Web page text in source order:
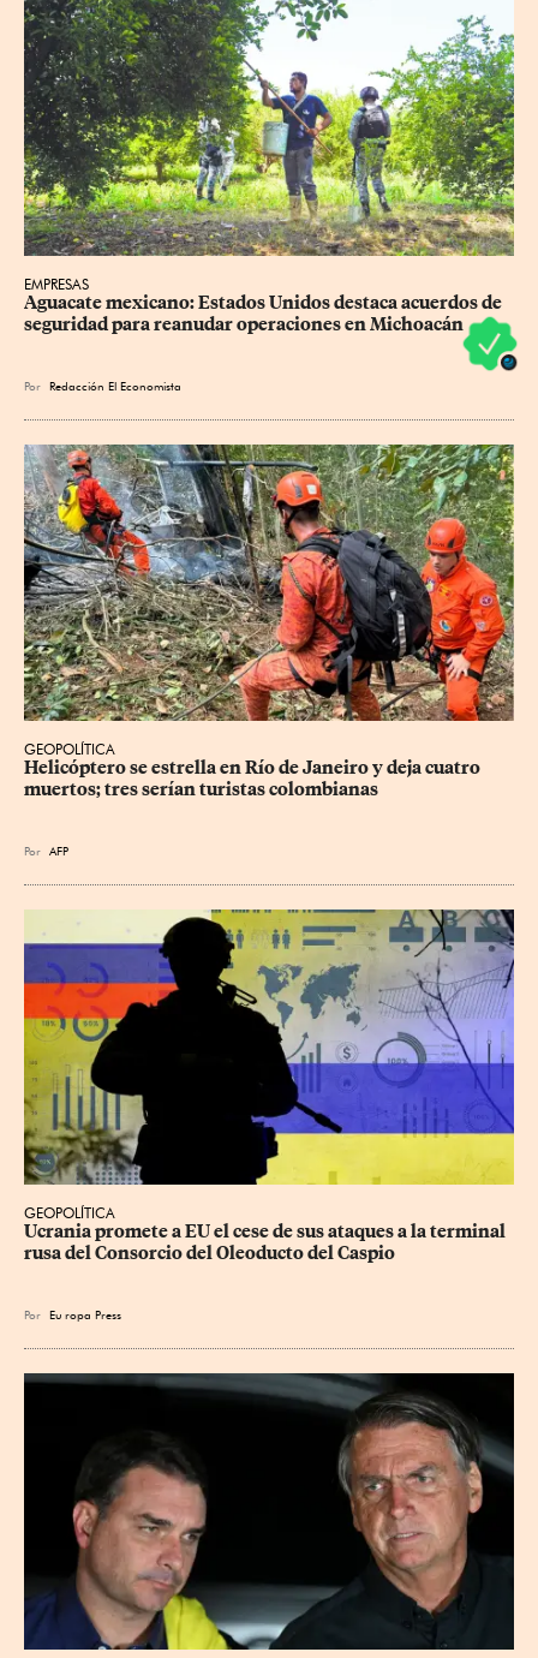
EMPRESAS
Aguacate mexicano: Estados Unidos destaca acuerdos de
seguridad para reanudar operaciones en Michoacán
Por Redacción El Economista
GEOPOLÍTICA
Helicóptero se estrella en Río de Janeiro y deja cuatro
muertos; tres serían turistas colombianas
Por AFP
GEOPOLÍTICA
Ucrania promete a EU el cese de sus ataques a la terminal
rusa del Consorcio del Oleoducto del Caspio
Por Eu ropa Press